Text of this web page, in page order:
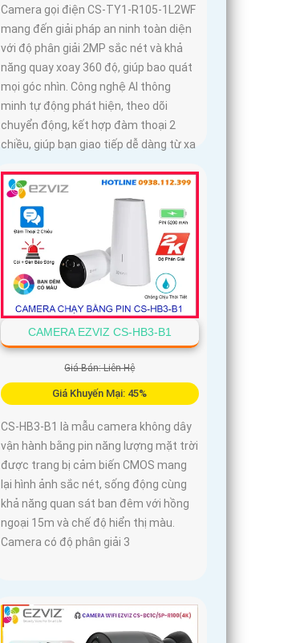
Camera gọi điện CS-TY1-R105-1L2WF
mang đến giải pháp an ninh toàn diện
với độ phân giải 2MP sắc nét và khả
năng quay xoay 360 độ, giúp bao quát
mọi góc nhìn. Công nghệ AI thông
minh tự động phát hiện, theo dõi
chuyển động, kết hợp đàm thoại 2
chiều, giúp bạn giao tiếp dễ dàng từ xa
CAMERA EZVIZ CS-HB3-B1
Giá Bán: Liên Hệ
Giá Khuyến Mại: 45%
CS-HB3-B1 là mẫu camera không dây
vận hành bằng pin năng lượng mặt trời
được trang bị cảm biến CMOS mang
lại hình ảnh sắc nét, sống động cùng
khả năng quan sát ban đêm với hồng
ngoại 15m và chế độ hiển thị màu.
Camera có độ phân giải 3